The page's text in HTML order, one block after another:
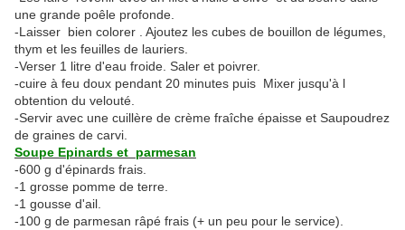
une grande poêle profonde.
-Laisser bien colorer . Ajoutez les cubes de bouillon de légumes,
thym et les feuilles de lauriers.
-Verser 1 litre d'eau froide. Saler et poivrer.
-cuire à feu doux pendant 20 minutes puis Mixer jusqu'à l
obtention du velouté.
-Servir avec une cuillère de crème fraîche épaisse et Saupoudrez
de graines de carvi.
Soupe Epinards et parmesan
-600 g d'épinards frais.
-1 grosse pomme de terre.
-1 gousse d'ail.
-100 g de parmesan râpé frais (+ un peu pour le service).